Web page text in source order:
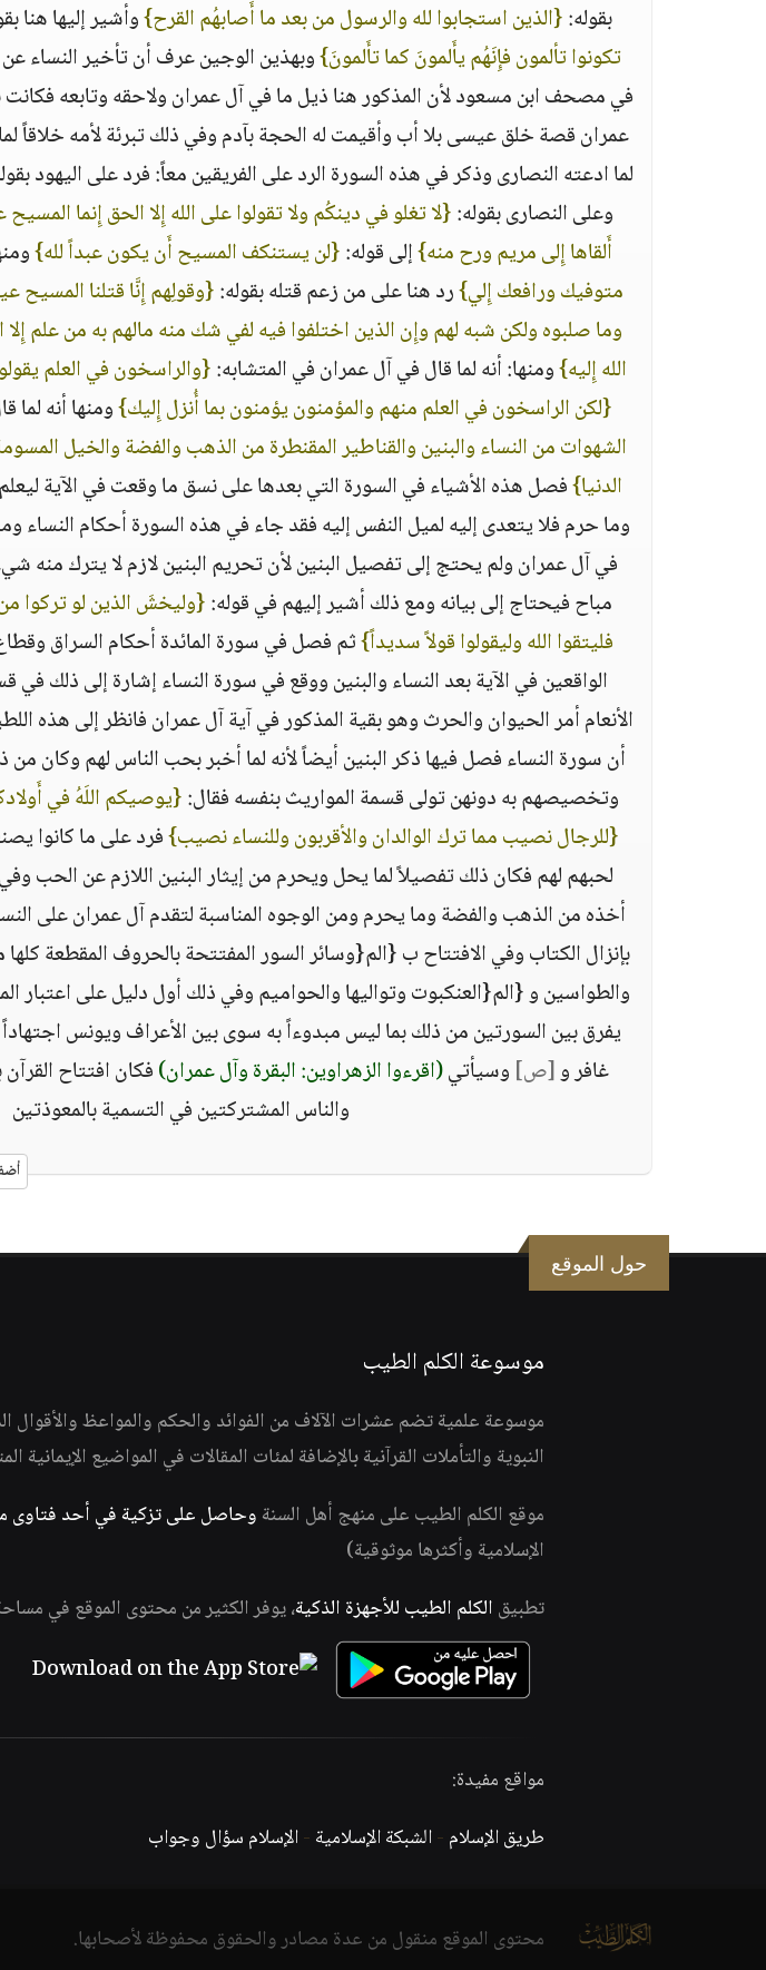
بقوله‏:‏ ‏{‏الذين استجابوا لله والرسول من بعد ما أَصابهُم القرح‏} وأشير إليها هنا
تكونوا تألمون فإِنَهُم يأَلمونَ كما تأَلمونَ‏}وبهذين الوجين عرف أن تأخير النساء
في مصحف ابن مسعود لأن المذكور هنا ذيل ما في آل عمران ولاحقه وتابعه فكانت
عمران قصة خلق عيسى بلا أب وأقيمت له الحجة بآدم وفي ذلك تبرئة لأمه خلاقاً
لما ادعته النصارى وذكر في هذه السورة الرد على الفريقين معاً‏:‏ فرد على اليهود
وعلى النصارى بقوله‏:‏ ‏{‏لا تغلو في دينكُم ولا تقولوا على الله إِلا الحق إِنما
أَلقاها إِلى مريم ورح منه‏}‏ إلى قوله‏:‏ ‏{‏لن يستنكف المسيح أَن يكون عبداً لله‏}
متوفيك ورافعك إِلي‏}‏ رد هنا على من زعم قتله بقوله‏:‏ ‏{‏وقولِهم إِنَّا قتلنا المسيح
وما صلبوه ولكن شبه لهم وإِن الذين اختلفوا فيه لفي شك منه مالهم به من علم إِلا
الله إِليه‏}‏ ومنها‏:‏ أنه لما قال في آل عمران في المتشابه‏:‏ ‏{‏والراسخون في العلم
{‏لكن الراسخون في العلم منهم والمؤمنون يؤمنون بما أُنزل إِليك‏} ومنها أنه
الشهوات من النساء والبنين والقناطير المقنطرة من الذهب والفضة والخيل
الدنيا‏} فصل هذه الأشياء في السورة التي بعدها على نسق ما وقعت في الآية
وما حرم فلا يتعدى إليه لميل النفس إليه فقد جاء في هذه السورة أحكام النساء
في آل عمران ولم يحتج إلى تفصيل البنين لأن تحريم البنين لازم لا يترك منه
مباح فيحتاج إلى بيانه ومع ذلك أشير إليهم في قوله‏:‏ ‏{‏وليخشَ الذين لو تركوا
فليتقوا الله وليقولوا قولاً سديداً‏} ثم فصل في سورة المائدة أحكام السراق
الواقعين في الآية بعد النساء والبنين ووقع في سورة النساء إشارة إلى ذلك
الأنعام أمر الحيوان والحرث وهو بقية المذكور في آية آل عمران فانظر إلى هذه
أن سورة النساء فصل فيها ذكر البنين أيضاً لأنه لما أخبر بحب الناس لهم وكان من
وتخصيصهم به دونهن تولى قسمة المواريث بنفسه فقال‏:‏ ‏{‏يوصيكم اللَهُ في
{‏للرجال نصيب مما ترك الوالدان والأقربون وللنساء نصيب‏} فرد على ما كانوا
لحبهم لهم فكان ذلك تفصيلاً لما يحل ويحرم من إيثار البنين اللازم عن الحب
أخذه من الذهب والفضة وما يحرم ومن الوجوه المناسبة لتقدم آل عمران على
بإنزال الكتاب وفي الافتتاح ب ‏{‏الم‏{وسائر السور المفتتحة بالحروف المقطعة
والطواسين و ‏{‏الم‏{العنكبوت وتواليها والحواميم وفي ذلك أول دليل على اعتبار
يفرق بين السورتين من ذلك بما ليس مبدوءاً به سوى بين الأعراف ويونس اجتهاداً
غافر و ‏[‏ص‏] ‏ وسيأتي ‏(‏اقرءوا الزهراوين‏:‏ البقرة وآل عمران‏) فكان افتتاح
والناس المشتركتين في التسمية بالمعوذتين
حول الموقع
موسوعة الكلم الطيب
موسوعة علمية تضم عشرات الآلاف من الفوائد والحكم والمواعظ والأقوال
النبوية والتأملات القرآنية بالإضافة لمئات المقالات في المواضيع الإيمانية
موقع الكلم الطيب على منهج أهل السنةوحاصل على تزكية في أحد فتاوى
الإسلامية وأكثرها موثوقية)
تطبيق الكلم الطيب للأجهزة الذكية، يوفر الكثير من محتوى الموقع في
مواقع مفيدة:
طريق الإسلام -الشبكة الإسلامية -الإسلام سؤال وجواب
محتوى الموقع منقول من عدة مصادر والحقوق محفوظة لأصحابها.